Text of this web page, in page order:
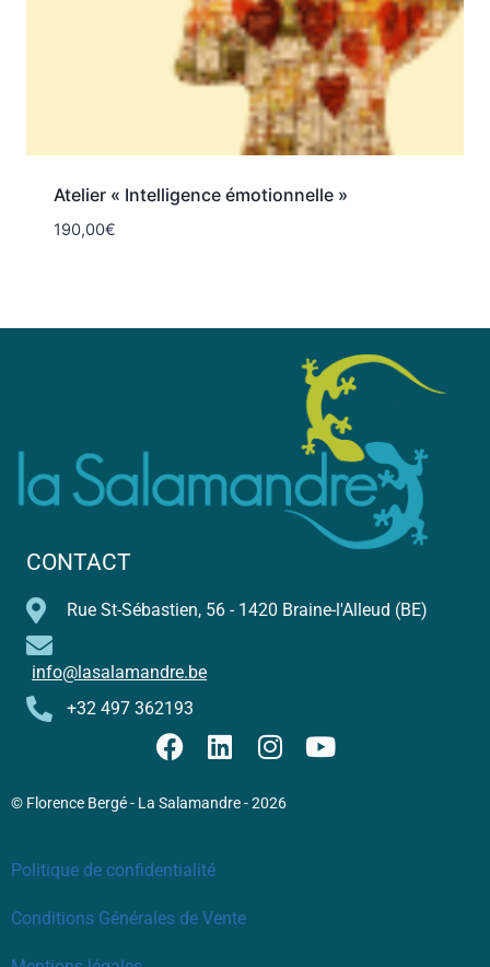
Atelier « Intelligence émotionnelle »
190,00€
CONTACT
Rue St-Sébastien, 56 - 1420 Braine-l'Alleud (BE)
info@lasalamandre.be
+32 497 362193
© Florence Bergé - La Salamandre - 2026
Politique de confidentialité
Conditions Générales de Vente